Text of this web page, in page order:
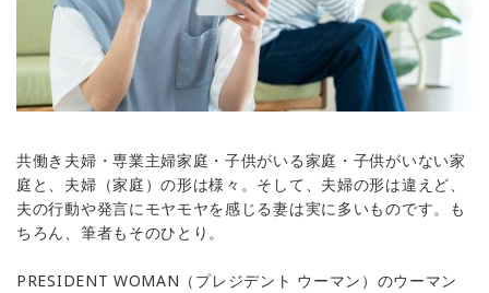
共働き夫婦・専業主婦家庭・子供がいる家庭・子供がいない家
庭と、夫婦（家庭）の形は様々。そして、夫婦の形は違えど、
夫の行動や発言にモヤモヤを感じる妻は実に多いものです。も
ちろん、筆者もそのひとり。
PRESIDENT WOMAN（プレジデント ウーマン）のウーマン